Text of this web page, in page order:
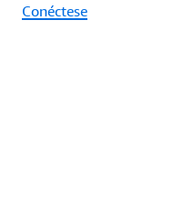
Conéctese